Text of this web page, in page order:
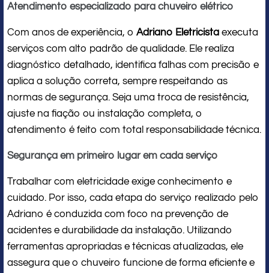
Atendimento especializado para chuveiro elétrico
Com anos de experiência, o Adriano Eletricista executa
serviços com alto padrão de qualidade. Ele realiza
diagnóstico detalhado, identifica falhas com precisão e
aplica a solução correta, sempre respeitando as
normas de segurança. Seja uma troca de resistência,
ajuste na fiação ou instalação completa, o
atendimento é feito com total responsabilidade técnica.
Segurança em primeiro lugar em cada serviço
Trabalhar com eletricidade exige conhecimento e
cuidado. Por isso, cada etapa do serviço realizado pelo
Adriano é conduzida com foco na prevenção de
acidentes e durabilidade da instalação. Utilizando
ferramentas apropriadas e técnicas atualizadas, ele
assegura que o chuveiro funcione de forma eficiente e